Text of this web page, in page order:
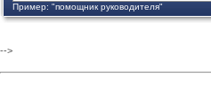
Пример: "помощник руководителя"
-->